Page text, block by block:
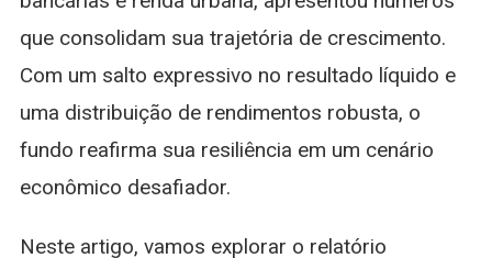
De
que consolidam sua trajetória de crescimento.
Com um salto expressivo no resultado líquido e
uma distribuição de rendimentos robusta, o
fundo reafirma sua resiliência em um cenário
econômico desafiador.
Neste artigo, vamos explorar o relatório